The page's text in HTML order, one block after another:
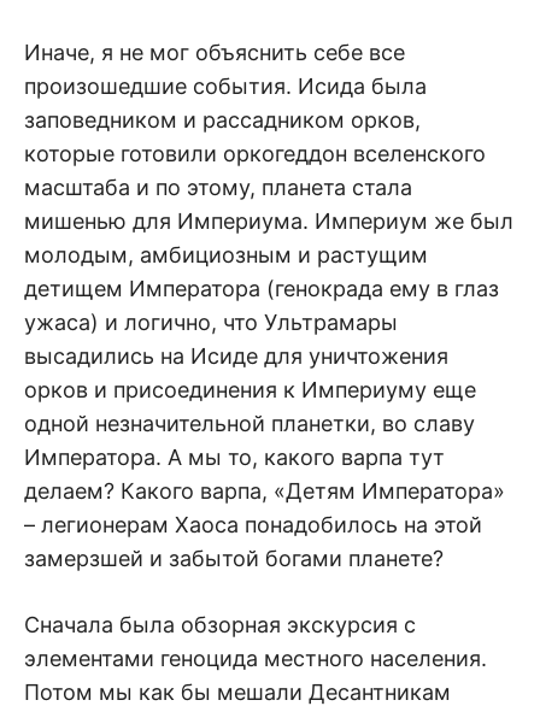
Иначе, я не мог объяснить себе все
произошедшие события. Исида была
заповедником и рассадником орков,
которые готовили оркогеддон вселенского
масштаба и по этому, планета стала
мишенью для Империума. Империум же был
молодым, амбициозным и растущим
детищем Императора (генокрада ему в глаз
ужаса) и логично, что Ультрамары
высадились на Исиде для уничтожения
орков и присоединения к Империуму еще
одной незначительной планетки, во славу
Императора. А мы то, какого варпа тут
делаем? Какого варпа, «Детям Императора»
– легионерам Хаоса понадобилось на этой
замерзшей и забытой богами планете?
Сначала была обзорная экскурсия с
элементами геноцида местного населения.
Потом мы как бы мешали Десантникам